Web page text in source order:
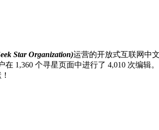
Star Organization)运营的开放式互联网中
1,360 个寻星页面中进行了 4,010 次编辑。